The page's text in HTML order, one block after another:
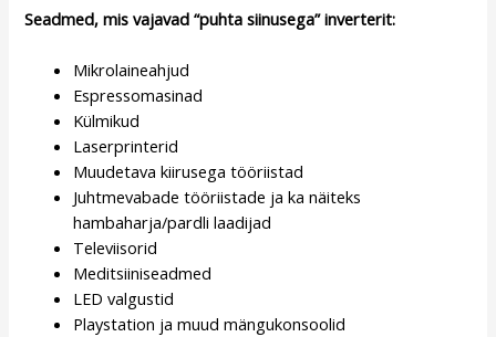
Seadmed, mis vajavad “puhta siinusega” inverterit:
Mikrolaineahjud
Espressomasinad
Külmikud
Laserprinterid
Muudetava kiirusega tööriistad
Juhtmevabade tööriistade ja ka näiteks
hambaharja/pardli laadijad
Televiisorid
Meditsiiniseadmed
LED valgustid
Playstation ja muud mängukonsoolid